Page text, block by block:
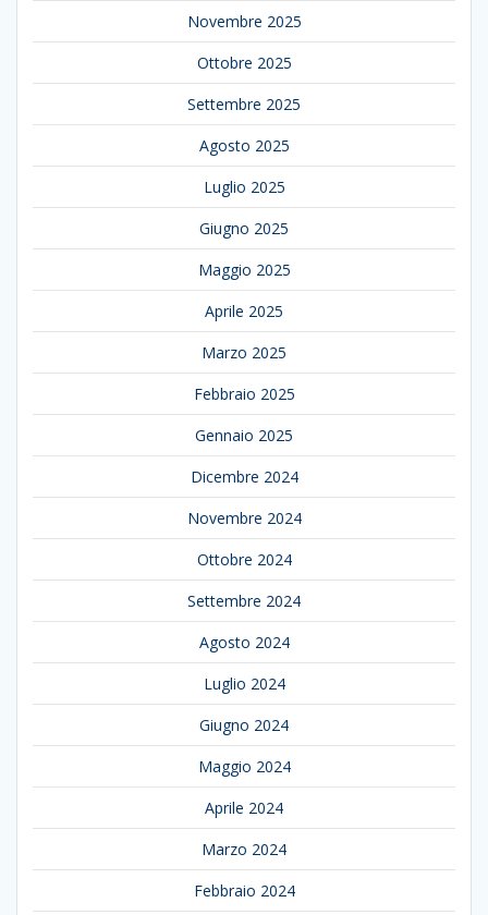
Novembre 2025
Ottobre 2025
Settembre 2025
Agosto 2025
Luglio 2025
Giugno 2025
Maggio 2025
Aprile 2025
Marzo 2025
Febbraio 2025
Gennaio 2025
Dicembre 2024
Novembre 2024
Ottobre 2024
Settembre 2024
Agosto 2024
Luglio 2024
Giugno 2024
Maggio 2024
Aprile 2024
Marzo 2024
Febbraio 2024